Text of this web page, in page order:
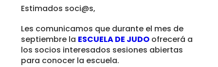
Estimados soci@s,
Les comunicamos que durante el mes de
septiembre la ESCUELA DE JUDO ofrecerá a
los socios interesados sesiones abiertas
para conocer la escuela.